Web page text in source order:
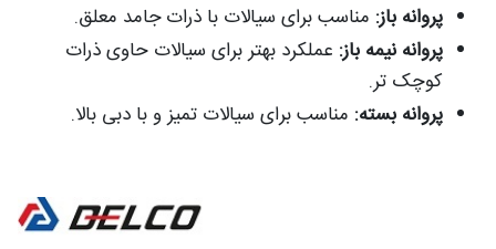
پروانه باز: مناسب برای سیالات با ذرات جامد معلق.
پروانه نیمه باز: عملکرد بهتر برای سیالات حاوی ذرات
کوچک تر.
پروانه بسته: مناسب برای سیالات تمیز و با دبی بالا.